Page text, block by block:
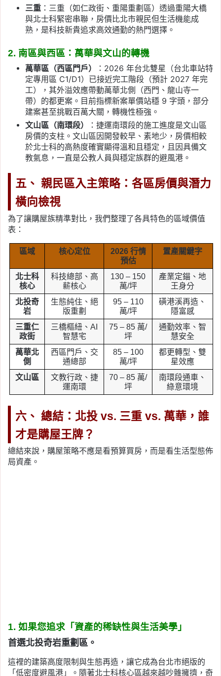
三重 ：三重（如仁政街、重陽重劃區）透過重陽大橋
與北士科緊密串聯，房價比北市親民但生活機能成
熟，是科技新貴追求高效通勤的熱門選擇。
2. 南區與西區：萬華與文山的轉機
萬華區（西區門戶）
：2026 年台北雙星（台北車站特
定專用區 C1/D1）已接近完工階段（預計 2027 年完
工），其外溢效應帶動萬華北側（西門、龍山寺一
帶）的都更案。目前指標新案單價站穩 9 字頭，部分
建案甚至挑戰百萬大關，轉機性極強。
文山區（南環段）
：捷運南環段的施工進度是文山區
房價的支柱。文山區因開發較早、素地少，房價相較
於北士科的高熱度確實顯得溫和且穩定，且因具備文
教氣息，一直是公教人員與穩定族群的避風港。
五、 親民區入主策略：各區房價與潛力
橫向檢視
為了讓購屋族精準對比，我們整理了各具特色的區域價值
表：
區域 核心定位
2026 行情
預估
置產關鍵字
北士科
核心
科技總部、高
薪核心
130 – 150
萬/坪
產業定錨、地
王身分
北投奇
岩
生態純住、絕
版重劃
95 – 110
萬/坪
磺港溪再造、
隱富感
三重仁
政街
三橋樞紐、AI
智慧宅
75 – 85 萬/
坪
通勤效率、智
慧安全
萬華北
側
西區門戶、交
通總部
85 – 100
萬/坪
都更轉型、雙
星效應
文山區
文教行政、捷
運南環
70 – 85 萬/
坪
南環段通車、
綠意環境
六、 總結：北投 vs. 三重 vs. 萬華，誰
才是購屋王牌？
總結來說，購屋策略不應是看預算買房，而是看生活型態佈
局資產。
1. 如果您追求「資產的稀缺性與生活美學」
首選北投奇岩重劃區。
這裡的建築高度限制與生態再造，讓它成為台北市絕版的
「低密度避風港」。隨著北士科核心區越來越吵雜擁擠，奇